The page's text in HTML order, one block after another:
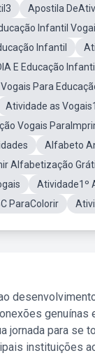
Apostila
Infantil
Infantil
E Educação Infantil
Para
Atividade as
Vogais
Alfabeto
Alfabetização
Atividade1º
ParaColorir
genuínas
para se
instituições